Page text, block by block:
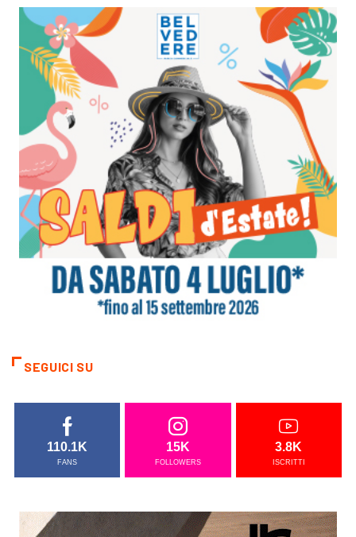
SEGUICI SU
110.1K
FANS
15K
FOLLOWERS
3.8K
ISCRITTI